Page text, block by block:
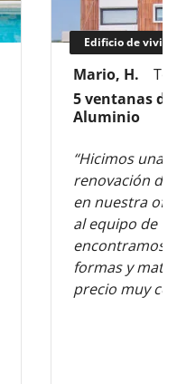
Edificio de
Mario, H.
5 ventanas de
Aluminio
“Hicimos una
renovación de
en nuestra
al equipo de
encontramos
formas y
precio muy